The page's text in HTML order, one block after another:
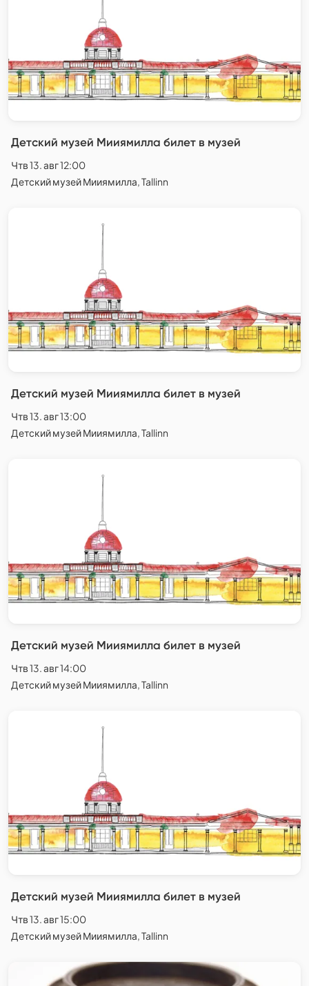
Детский музей Мииямилла билет в музей
Чтв 13. авг 12:00
Детский музей Мииямилла, Tallinn
Детский музей Мииямилла билет в музей
Чтв 13. авг 13:00
Детский музей Мииямилла, Tallinn
Детский музей Мииямилла билет в музей
Чтв 13. авг 14:00
Детский музей Мииямилла, Tallinn
Детский музей Мииямилла билет в музей
Чтв 13. авг 15:00
Детский музей Мииямилла, Tallinn